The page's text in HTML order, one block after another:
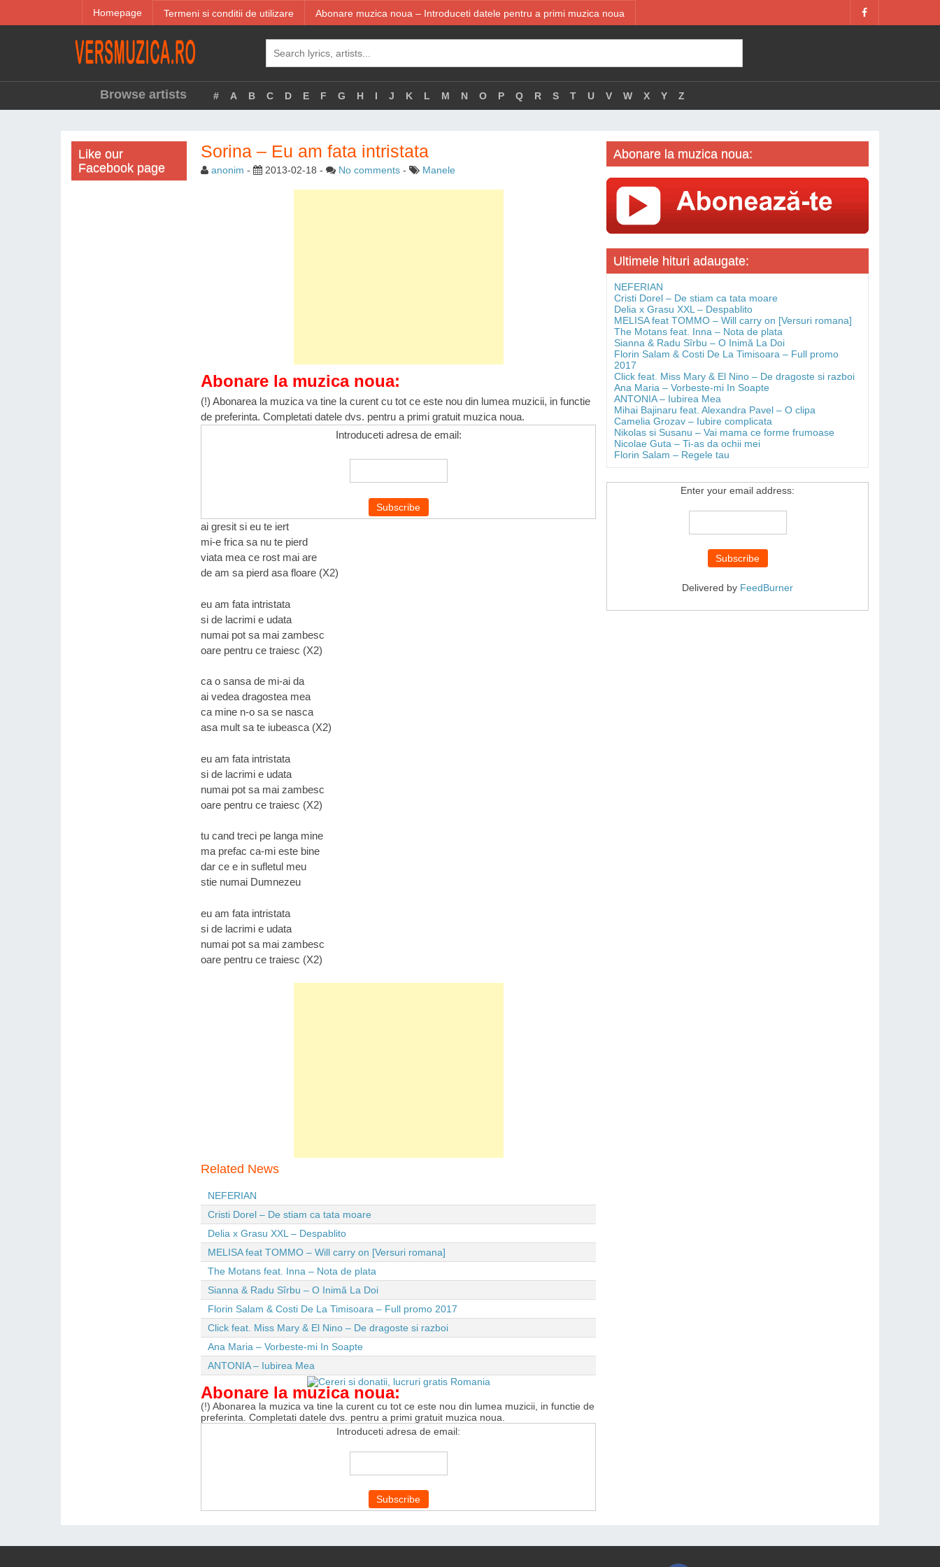
Homepage Termeni si conditii de utilizare Abonare muzica noua – Introduceti datele pentru a primi muzica noua
Browse artists # A B C D E F G H I J K L M N O P Q R S T U V W X Y Z
Like our
Facebook page
Sorina – Eu am fata intristata
anonim - 2013-02-18 - No comments - Manele
Abonare la muzica noua:
(!) Abonarea la muzica va tine la curent cu tot ce este nou din lumea muzicii, in functie
de preferinta. Completati datele dvs. pentru a primi gratuit muzica noua.
Introduceti adresa de email:
ai gresit si eu te iert
mi-e frica sa nu te pierd
viata mea ce rost mai are
de am sa pierd asa floare (X2)
eu am fata intristata
si de lacrimi e udata
numai pot sa mai zambesc
oare pentru ce traiesc (X2)
ca o sansa de mi-ai da
ai vedea dragostea mea
ca mine n-o sa se nasca
asa mult sa te iubeasca (X2)
eu am fata intristata
si de lacrimi e udata
numai pot sa mai zambesc
oare pentru ce traiesc (X2)
tu cand treci pe langa mine
ma prefac ca-mi este bine
dar ce e in sufletul meu
stie numai Dumnezeu
eu am fata intristata
si de lacrimi e udata
numai pot sa mai zambesc
oare pentru ce traiesc (X2)
Related News
NEFERIAN
Cristi Dorel – De stiam ca tata moare
Delia x Grasu XXL – Despablito
MELISA feat TOMMO – Will carry on [Versuri romana]
The Motans feat. Inna – Nota de plata
Sianna & Radu Sîrbu – O Inimă La Doi
Florin Salam & Costi De La Timisoara – Full promo 2017
Click feat. Miss Mary & El Nino – De dragoste si razboi
Ana Maria – Vorbeste-mi In Soapte
ANTONIA – Iubirea Mea
Abonare la muzica noua:
(!) Abonarea la muzica va tine la curent cu tot ce este nou din lumea muzicii, in functie de
preferinta. Completati datele dvs. pentru a primi gratuit muzica noua.
Introduceti adresa de email:
Abonare la muzica noua:
Ultimele hituri adaugate:
NEFERIAN
Cristi Dorel – De stiam ca tata moare
Delia x Grasu XXL – Despablito
MELISA feat TOMMO – Will carry on [Versuri romana]
The Motans feat. Inna – Nota de plata
Sianna & Radu Sîrbu – O Inimă La Doi
Florin Salam & Costi De La Timisoara – Full promo
2017
Click feat. Miss Mary & El Nino – De dragoste si razboi
Ana Maria – Vorbeste-mi In Soapte
ANTONIA – Iubirea Mea
Mihai Bajinaru feat. Alexandra Pavel – O clipa
Camelia Grozav – Iubire complicata
Nikolas si Susanu – Vai mama ce forme frumoase
Nicolae Guta – Ti-as da ochii mei
Florin Salam – Regele tau
Enter your email address:
Delivered by FeedBurner